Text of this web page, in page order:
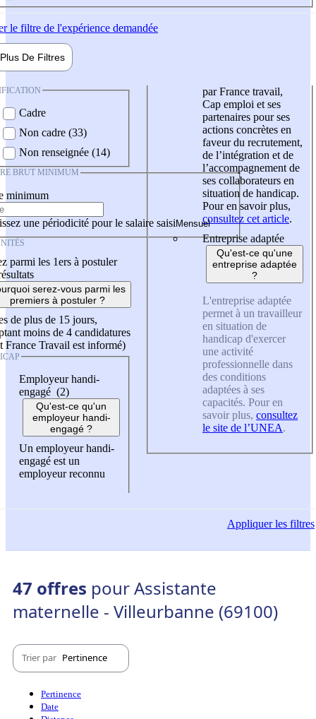
le filtre de l'expérience demandée
Plus De Filtres
Cadre
Non cadre (33)
Non renseignée (14)
BRUT MINIMUM
minimum
une périodicité pour le salaire saisi
parmi les 1ers à postuler
serez-vous parmi les
premiers à postuler ?
de plus de 15 jours,
moins de 4 candidatures
France Travail est informé)
Employeur handi-
engagé (2)
Qu'est-ce qu'un
employeur handi-
engagé ?
Un employeur handi-
engagé est un
employeur reconnu
par France travail,
Cap emploi et ses
partenaires pour ses
actions concrètes en
faveur du recrutement,
de l’intégration et de
l’accompagnement de
ses collaborateurs en
situation de handicap.
Pour en savoir plus,
consultez cet article.
Entreprise adaptée
Qu'est-ce qu'une
entreprise adaptée
?
L'entreprise adaptée
permet à un travailleur
en situation de
handicap d'exercer
une activité
professionnelle dans
des conditions
adaptées à ses
capacités. Pour en
savoir plus, consultez
le site de l’UNEA.
Appliquerles filtres
47 offres pour Assistante
maternelle - Villeurbanne (69100)
Trier par Pertinence
Pertinence
Date